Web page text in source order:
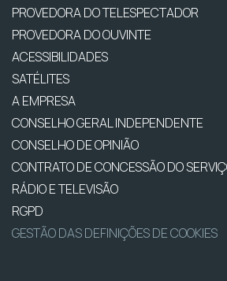
PROVEDORA DO TELESPECTADOR
PROVEDORA DO OUVINTE
ACESSIBILIDADES
SATÉLITES
A EMPRESA
CONSELHO GERAL INDEPENDENTE
CONSELHO DE OPINIÃO
CONTRATO DE CONCESSÃO DO
RÁDIO E TELEVISÃO
RGPD
GESTÃO DAS DEFINIÇÕES DE COOKIES